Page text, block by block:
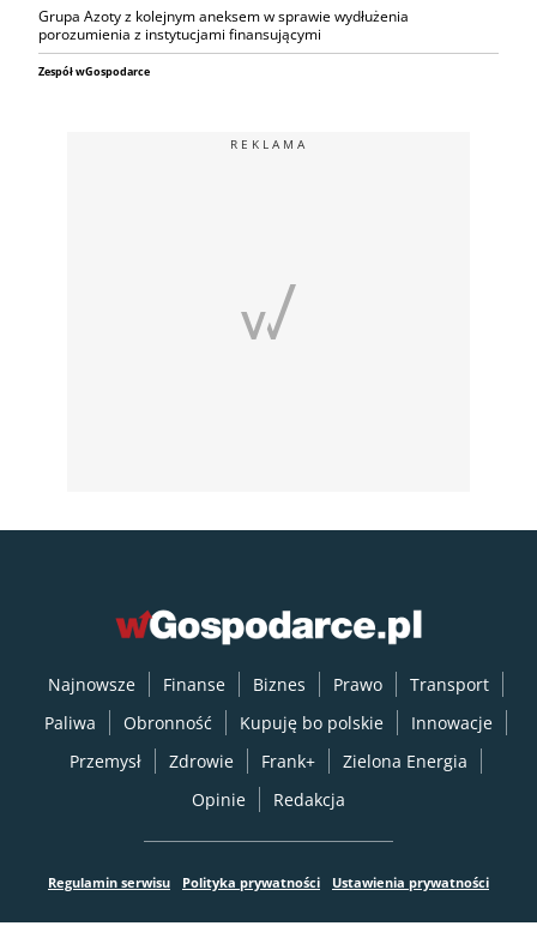
Grupa Azoty z kolejnym aneksem w sprawie wydłużenia
porozumienia z instytucjami finansującymi
Zespół wGospodarce
REKLAMA
Najnowsze Finanse Biznes Prawo
Transport
Paliwa
Obronność Kupuję bo polskie
Innowacje
Przemysł
Zdrowie Frank+
Zielona Energia
Opinie
Redakcja
Regulamin serwisu Polityka prywatności Ustawienia prywatności